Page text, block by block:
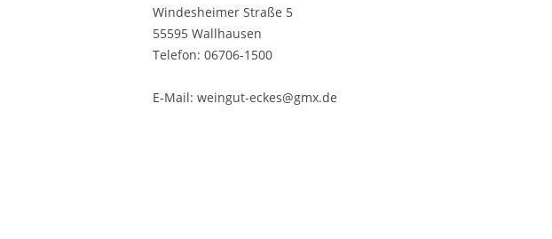
Windesheimer Straße 5
55595 Wallhausen
Telefon: 06706-1500
E-Mail: weingut-eckes@gmx.de